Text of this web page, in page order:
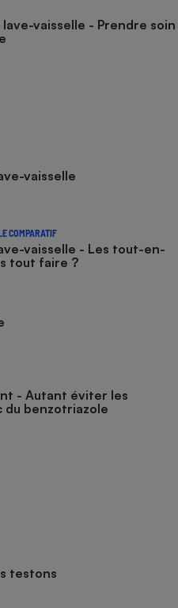
vaisselle - Prendre soin
vaisselle
COMPARATIF
vaisselle - Les tout-en-
tout faire ?
- Autant éviter les
du benzotriazole
testons